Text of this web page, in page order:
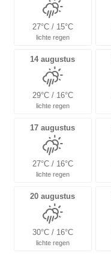
27°C / 15°C
lichte regen
14 augustus
29°C / 16°C
lichte regen
17 augustus
27°C / 16°C
lichte regen
20 augustus
30°C / 16°C
lichte regen